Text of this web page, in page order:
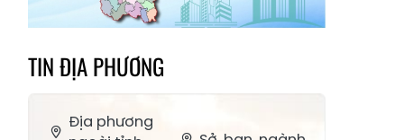
TIN ĐỊA PHƯƠNG
Địa phương